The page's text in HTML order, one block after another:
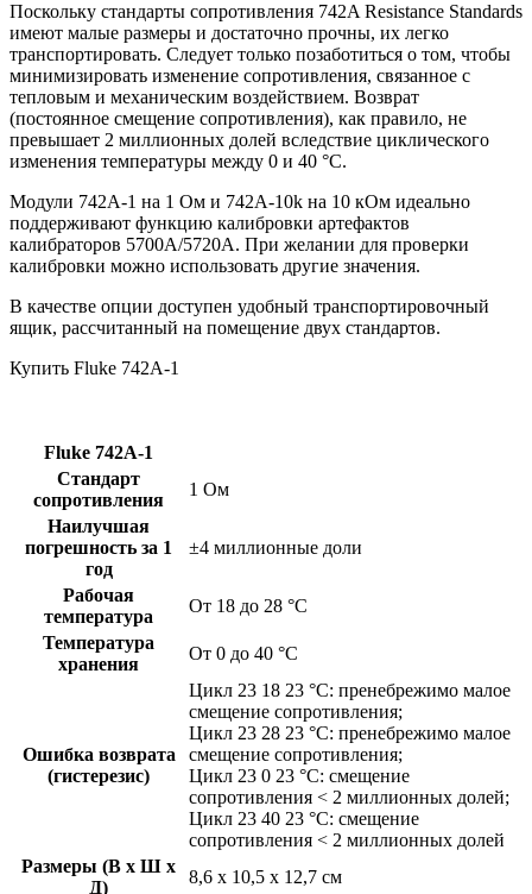
Поскольку стандарты сопротивления 742A Resistance Standards
имеют малые размеры и достаточно прочны, их легко
транспортировать. Следует только позаботиться о том, чтобы
минимизировать изменение сопротивления, связанное с
тепловым и механическим воздействием. Возврат
(постоянное смещение сопротивления), как правило, не
превышает 2 миллионных долей вследствие циклического
изменения температуры между 0 и 40 °C.
Модули 742A-1 на 1 Ом и 742A-10k на 10 кОм идеально
поддерживают функцию калибровки артефактов
калибраторов 5700A/5720A. При желании для проверки
калибровки можно использовать другие значения.
В качестве опции доступен удобный транспортировочный
ящик, рассчитанный на помещение двух стандартов.
Купить Fluke 742A-1
Fluke 742A-1
Стандарт
сопротивления
1 Ом
Наилучшая
погрешность за 1
год
±4 миллионные доли
Рабочая
температура
От 18 до 28 °C
Температура
хранения
От 0 до 40 °C
Ошибка возврата
(гистерезис)
Цикл 23 18 23 °C: пренебрежимо малое
смещение сопротивления;
Цикл 23 28 23 °C: пренебрежимо малое
смещение сопротивления;
Цикл 23 0 23 °C: смещение
сопротивления < 2 миллионных долей;
Цикл 23 40 23 °C: смещение
сопротивления < 2 миллионных долей
Размеры (В x Ш x
Д)
8,6 x 10,5 x 12,7 см